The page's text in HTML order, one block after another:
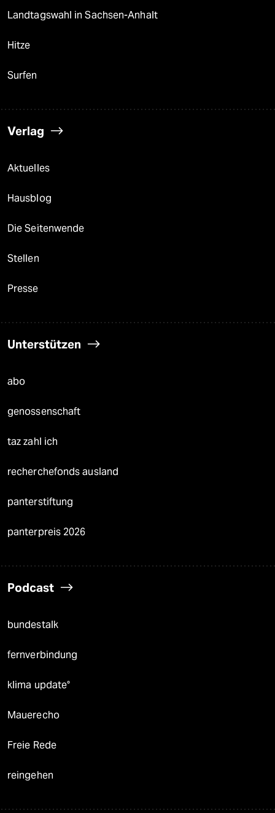
Landtagswahl in Sachsen-Anhalt
Hitze
Surfen
Verlag
Aktuelles
Hausblog
Die Seitenwende
Stellen
Presse
Unterstützen
abo
genossenschaft
taz zahl ich
recherchefonds ausland
panterstiftung
panterpreis 2026
Podcast
bundestalk
fernverbindung
klima update°
Mauerecho
Freie Rede
reingehen